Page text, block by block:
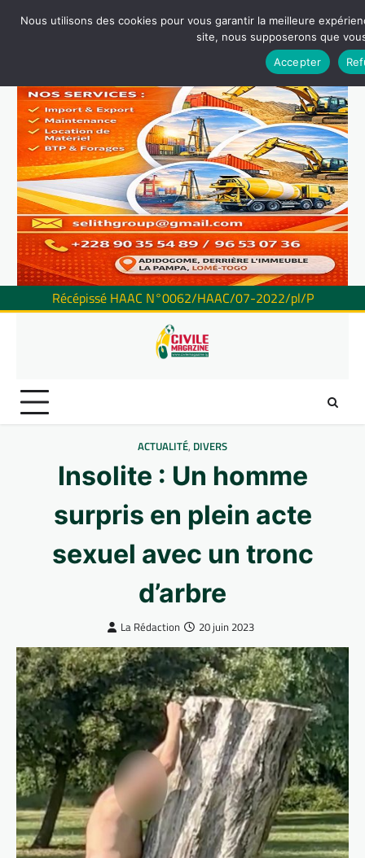
Récépissé HAAC N°0062/HAAC/07-2022/pl/P
ACTUALITÉ, DIVERS
Insolite : Un homme
surpris en plein acte
sexuel avec un tronc
d’arbre
La Rédaction 20 juin 2023
Nous utilisons des cookies pour vous garantir la meilleure
site, nous supposerons que
Accepter